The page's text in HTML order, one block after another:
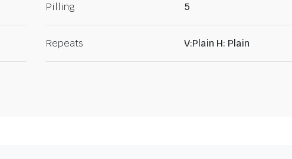
Pilling 5
Repeats V:Plain H: Plain